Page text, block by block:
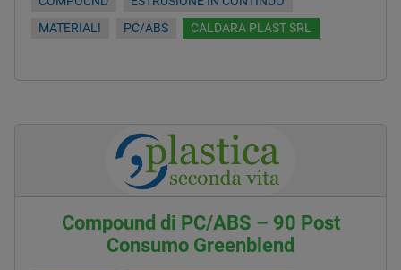
MATERIALI
PC/ABS CALDARA PLAST SRL
Compound di PC/ABS – 90 Post
Consumo Greenblend